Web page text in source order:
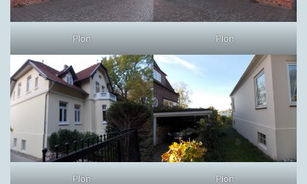
Plön Plön
Plön Plön